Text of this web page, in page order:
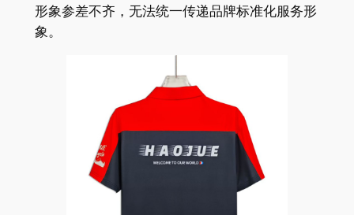
形象参差不齐，无法统一传递品牌标准化服务形
象。